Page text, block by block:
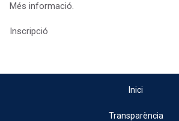
Més informació.
Inscripció
Inici
Transparència